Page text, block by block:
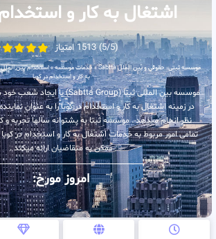
اشتغال به کار و
(5/5) 1513 امتیاز
موسسه ثبتی، حقوقی و بین الملل Sabtta »خدمات موسسه»استخدام بین الملل
به کار و استخدام در کوبا
در زمینه اشتغال به کار و استخدام در کوبا را به عنوان
نظر انجام میدهد . موسسه ثبتا به پشتوانه سالها
تمامی امور مربوط به خدمات اشتغال به کار و استخدام در
ممکن به متقاضیان ارائه میکند .
امروز مورخ: